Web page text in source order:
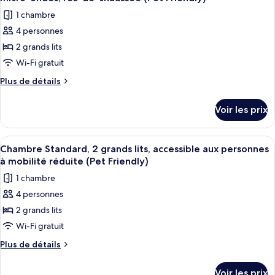
réfrigérateur
et
four
à
micro-
ondes
plusieurs
lits,
fumeurs,
réfrigérateur
four
(Pet
Friendly)
les
photos
pour
ce
type
de
Standard,
2
grands
lits,
réfrigérateur
et
four
à
micro-
ondes,
1 chambre
4 personnes
2 grands lits
Wi-Fi gratuit
Plus de détails
Plus
le
type
de
chambre
Standard,
2
grands
lits,
réfrigérateur
four
Voir les prix
Afficher
toutes
les
photos
pour
ce
type
de
Une chambre d’hôtel avec deux lits,
6
Chambre Standard, 2 grands lits, accessible aux personnes
à mobilité réduite (Pet Friendly)
1 chambre
4 personnes
2 grands lits
Wi-Fi gratuit
Plus de détails
Plus